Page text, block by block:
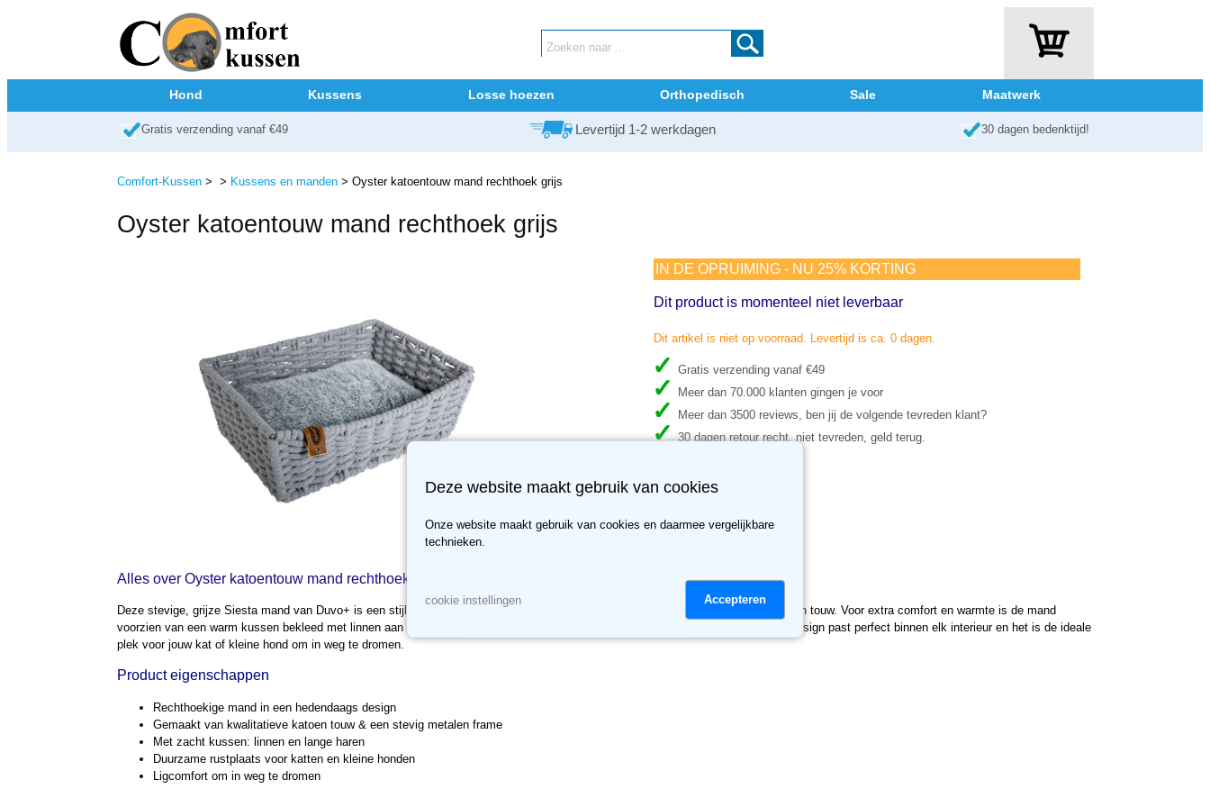
Hond Kussens Losse hoezen Orthopedisch Sale Maatwerk
Gratis verzending vanaf €49 Levertijd 1-2 werkdagen 30 dagen bedenktijd!
Comfort-Kussen> > Kussens en manden> Oyster katoentouw mand rechthoek grijs
Oyster katoentouw mand rechthoek grijs
IN DE OPRUIMING - NU 25% KORTING
Dit product is momenteel niet leverbaar
Dit artikel is niet op voorraad. Levertijd is ca. 0 dagen.
Gratis verzending vanaf €49
Meer dan 70.000 klanten gingen je voor
Meer dan 3500 reviews, ben jij de volgende tevreden klant?
30 dagen retour recht, niet tevreden, geld terug.
Alles over Oyster katoentouw mand rechthoek grijs
Deze stevige, grijze Siesta mand van Duvo+ is een stijlvolle mand vervaardigd uit een metalen frame bekleed met kwalitatief katoen touw. Voor extra comfort en warmte is de mand
voorzien van een warm kussen bekleed met linnen aan de ene kant en zachte long faux fur aan de andere kant. Het hedendaags design past perfect binnen elk interieur en het is de ideale
plek voor jouw kat of kleine hond om in weg te dromen.
Product eigenschappen
Rechthoekige mand in een hedendaags design
Gemaakt van kwalitatieve katoen touw & een stevig metalen frame
Met zacht kussen: linnen en lange haren
Duurzame rustplaats voor katten en kleine honden
Ligcomfort om in weg te dromen
Deze website maakt gebruik van cookies
Onze website maakt gebruik van cookies en daarmee vergelijkbare
technieken.
cookie instellingen Accepteren